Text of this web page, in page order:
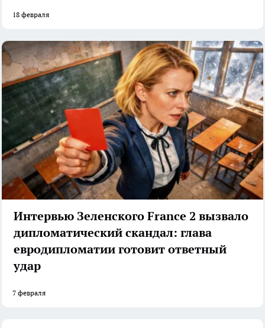
18 февраля
Интервью Зеленского France 2 вызвало
дипломатический скандал: глава
евродипломатии готовит ответный
удар
7 февраля